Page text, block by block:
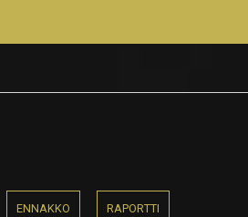
ENNAKKO RAPORTTI